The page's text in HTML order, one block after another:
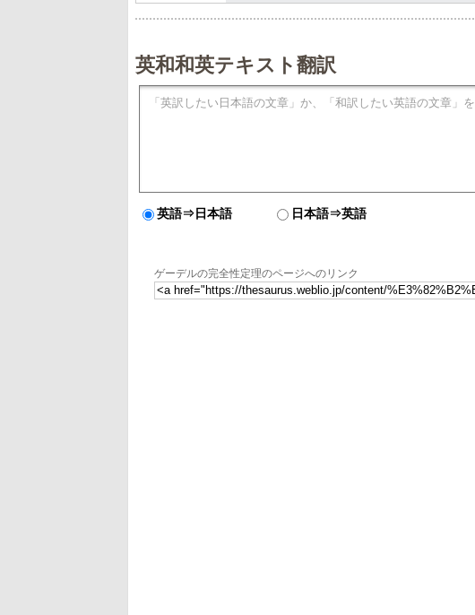
英和和英テキスト翻訳
英語⇒日本語 日本語⇒英語
ゲーデルの完全性定理のページへのリンク